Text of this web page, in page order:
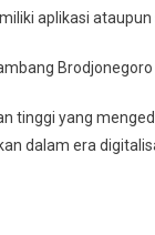
aplikasi
tinggi yang
dalam era